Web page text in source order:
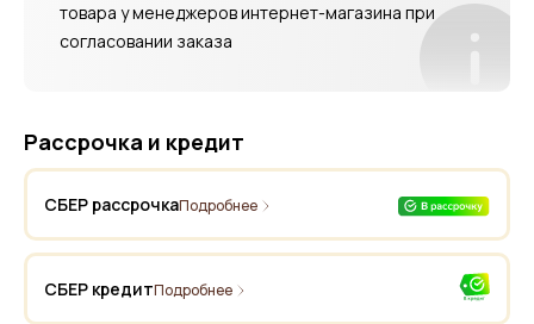
товара у менеджеров интернет-магазина при
согласовании заказа
Рассрочка и кредит
СБЕР рассрочкаПодробнее
СБЕР кредитПодробнее